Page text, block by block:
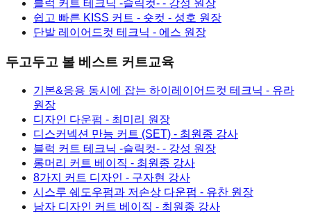
블럭 커트 테크닉 -슬릭컷- - 강성 원장
쉽고 빠른 KISS 커트 - 숏컷 - 성호 원장
단발 레이어드컷 테크닉 - 에스 원장
두고두고 볼 베스트 커트교육
기본&응용 동시에 잡는 하이레이어드컷 테크닉 - 유라
원장
디자인 다운펌 - 최미리 원장
디스커넥션 만능 커트 (SET) - 최원종 강사
블럭 커트 테크닉 -슬릭컷- - 강성 원장
롱머리 커트 베이직 - 최원종 강사
8가지 커트 디자인 - 구자현 강사
시스루 쉐도우펌과 저손상 다운펌 - 유찬 원장
남자 디자인 커트 베이직 - 최원종 강사